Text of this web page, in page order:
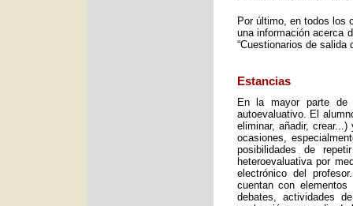
Por último, en todos los
una información acerca
“Cuestionarios de salida
Estancias
En la mayor parte de
autoevaluativo. El
eliminar, añadir,
ocasiones,
posibilidades de
heteroevaluativa por
electrónico del
cuentan con
debates, actividades